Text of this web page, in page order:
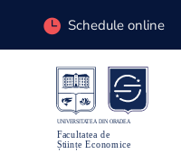
Schedule online